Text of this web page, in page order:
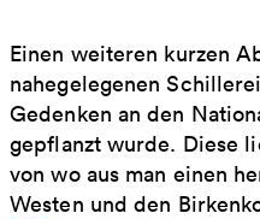
Einen weiteren kurzen
nahegelegenen
Gedenken an den
gepflanzt wurde. Diese
von wo aus man einen
Westen und den